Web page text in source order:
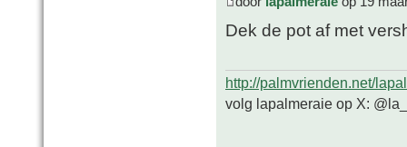
Dek de pot af met
http://palmvrienden.net/
volg lapalmeraie op X: